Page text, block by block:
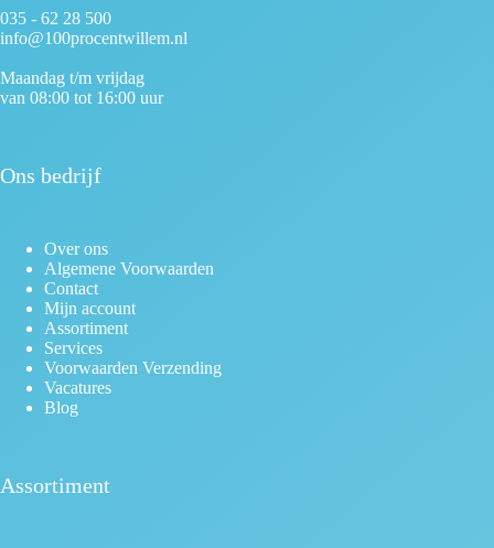
035 - 62 28 500
info@100procentwillem.nl
Maandag t/m vrijdag
van 08:00 tot 16:00 uur
Ons bedrijf
Over ons
Algemene Voorwaarden
Contact
Mijn account
Assortiment
Services
Voorwaarden Verzending
Vacatures
Blog
Assortiment